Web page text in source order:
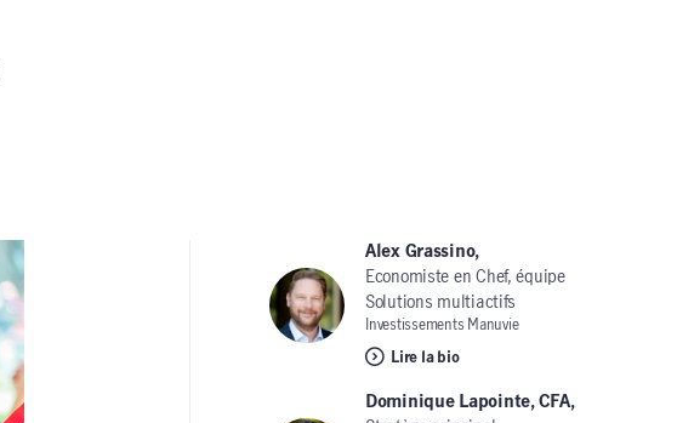
Alex Grassino,
Economiste en Chef, équipe
Solutions multiactifs
Investissements Manuvie
Lire la bio
Dominique Lapointe, CFA,